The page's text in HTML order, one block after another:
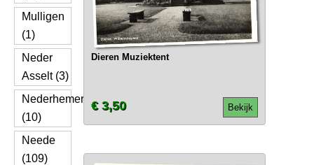
Mulligen
(1)
Neder
Asselt (3)
Nederhemert
(10)
Neede
(109)
Dieren Muziektent
Bekijk
€ 3,50